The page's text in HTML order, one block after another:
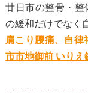
廿日市の整骨・整
の緩和だけでなく
肩こり腰痛、自律
市市地御前 いりえ